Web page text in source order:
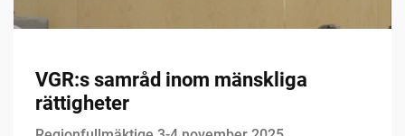
VGR:s samråd inom mänskliga
rättigheter